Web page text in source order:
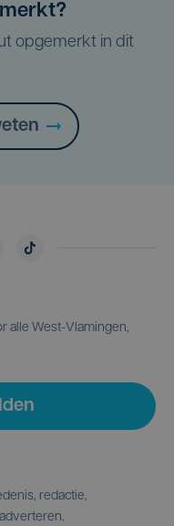
opgemerkt in dit
alle West-Vlamingen,
redactie,